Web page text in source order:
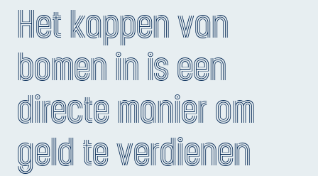
Het kappen van
bomen in is een
directe manier om
geld te verdienen